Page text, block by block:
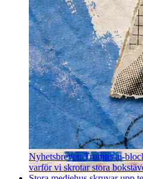
Nyhetsbrevet: Trumps ai-
varför vi skrotar stora